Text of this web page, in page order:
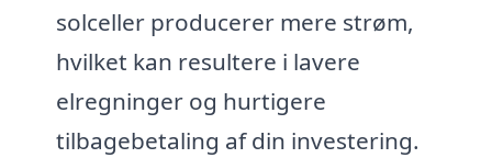
solceller producerer mere strøm,
hvilket kan resultere i lavere
elregninger og hurtigere
tilbagebetaling af din investering.